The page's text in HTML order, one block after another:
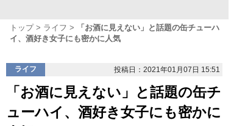
トップ ライフ
「お酒に見えない」と話題の缶チューハ
イ、酒好き女子にも密かに人気
ライフ 投稿日：2021年01月07日 15:51
「お酒に見えない」と話題の缶チ
ューハイ、酒好き女子にも密かに